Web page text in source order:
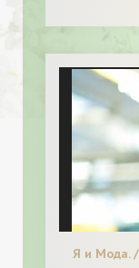
Я и Мода.